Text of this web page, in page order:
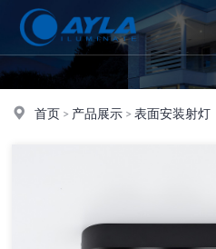
首页 >产品展示 >表面安装射灯